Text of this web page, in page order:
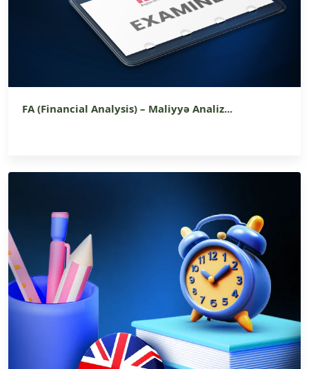
FA (Financial Analysis) – Maliyyə Analiz...